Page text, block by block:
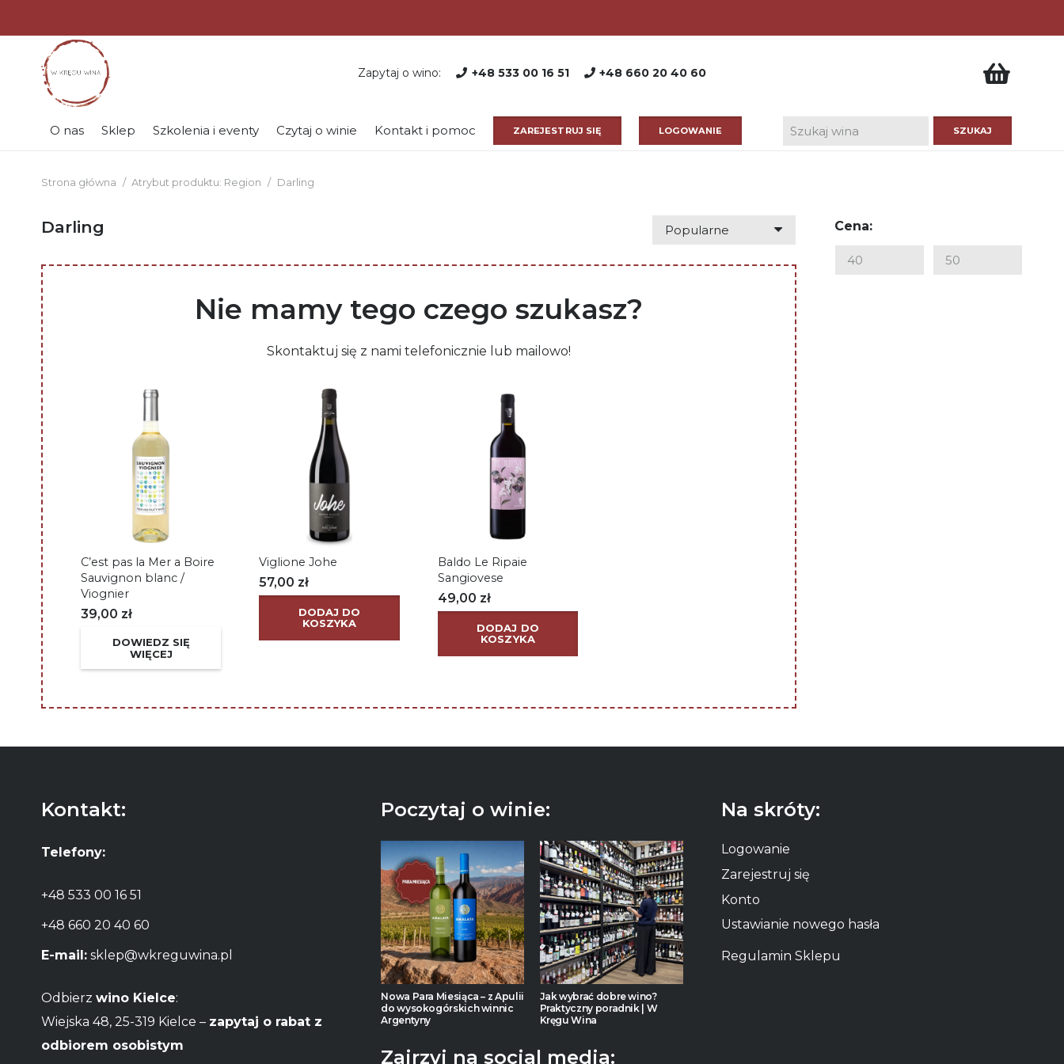
Zapytaj o wino: +48 533 00 16 51 +48 660 20 40 60
O nas Sklep Szkolenia i eventy Czytaj o winie Kontakt i pomoc ZAREJESTRUJ SIĘ LOGOWANIE
Strona główna / Atrybut produktu: Region / Darling
Darling
Nie mamy tego czego szukasz?
Skontaktuj się z nami telefonicznie lub mailowo!
C’est pas la Mer a Boire
Sauvignon blanc /
Viognier
39,00 zł
DOWIEDZ SIĘ
WIĘCEJ
Viglione Johe
57,00 zł
DODAJ DO
KOSZYKA
Baldo Le Ripaie
Sangiovese
49,00 zł
DODAJ DO
KOSZYKA
Cena:
Kontakt:
Telefony:
+48 533 00 16 51
+48 660 20 40 60
E-mail: sklep@wkreguwina.pl
Odbierz wino Kielce:
Wiejska 48, 25-319 Kielce – zapytaj o rabat z
odbiorem osobistym
Poczytaj o winie:
Nowa Para Miesiąca – z Apulii
do wysokogórskich winnic
Argentyny
Jak wybrać dobre wino?
Praktyczny poradnik | W
Kręgu Wina
Zajrzyj na social media:
Na skróty:
Logowanie
Zarejestruj się
Konto
Ustawianie nowego hasła
Regulamin Sklepu